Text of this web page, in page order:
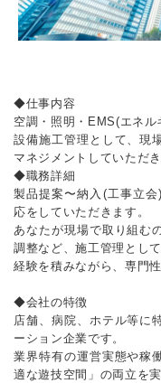
◆仕事内容
空調・照明・EMS(エネ
設備施工管理として、現
マネジメントしていただ
◆職務詳細
製品提案〜納入(工事立
応をしていただきます。
あなたが現場で取り組む
調整など、施工管理とし
経験を積みながら、専門
◆会社の特徴
店舗、病院、ホテル等に
ーション企業です。
業界特有の運営実態や稼
適な遊技空間」の両立を